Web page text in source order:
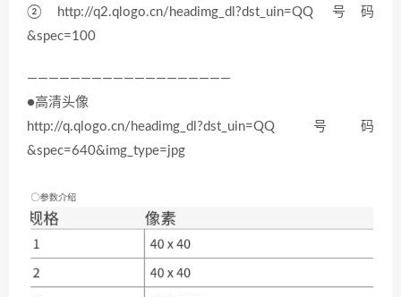
②http://q2.qlogo.cn/headimg_dl?dst_uin=QQ 号码
&spec=100
———————————————————
●高清头像
http://q.qlogo.cn/headimg_dl?dst_uin=QQ 号码
&spec=640&img_type=jpg